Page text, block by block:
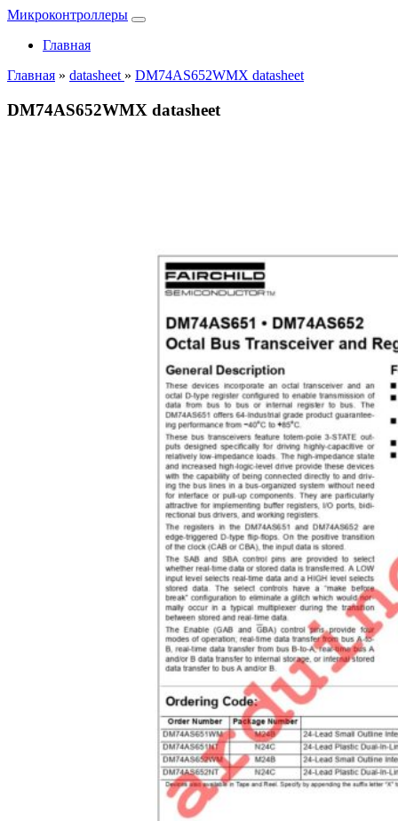
Микроконтроллеры
Главная
Главная » datasheet » DM74AS652WMX datasheet
DM74AS652WMX datasheet